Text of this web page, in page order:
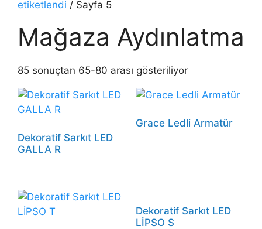
etiketlendi / Sayfa 5
Mağaza Aydınlatma
85 sonuçtan 65-80 arası gösteriliyor
Dekoratif Sarkıt LED
GALLA R
Grace Ledli Armatür
Dekoratif Sarkıt LED
LİPSO S